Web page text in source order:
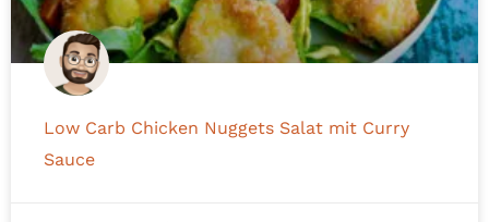
Low Carb Chicken Nuggets Salat mit Curry
Sauce